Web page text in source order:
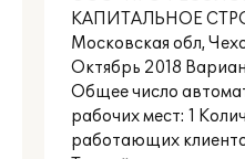
КАПИТАЛЬНОЕ
Московская обл,
Октябрь 2018
Общее число
рабочих мест: 1
работающих